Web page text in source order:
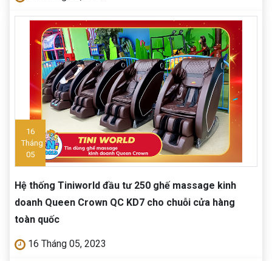
16
Tháng
05
Hệ thống Tiniworld đầu tư 250 ghế massage kinh
doanh Queen Crown QC KD7 cho chuỗi cửa hàng
toàn quốc
16 Tháng 05, 2023